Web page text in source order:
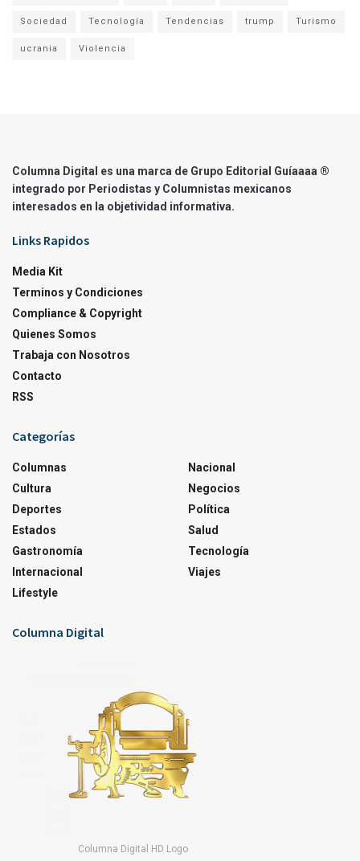
Sociedad Tecnología Tendencias trump Turismo
ucrania Violencia
Columna Digital es una marca de Grupo Editorial Guíaaaa ®
integrado por Periodistas y Columnistas mexicanos
interesados en la objetividad informativa.
Links Rapidos
Media Kit
Terminos y Condiciones
Compliance & Copyright
Quienes Somos
Trabaja con Nosotros
Contacto
RSS
Categorías
Columnas
Cultura
Deportes
Estados
Gastronomía
Internacional
Lifestyle
Nacional
Negocios
Política
Salud
Tecnología
Viajes
Columna Digital
Columna Digital HD Logo